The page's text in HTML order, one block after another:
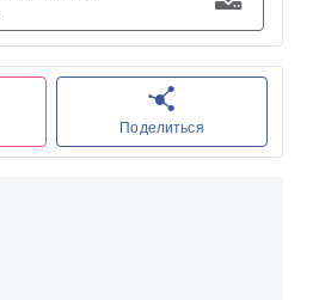
Поделиться